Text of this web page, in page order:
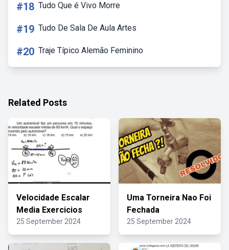
#18 Tudo Que é Vivo Morre
#19 Tudo De Sala De Aula Artes
#20 Traje Típico Alemão Feminino
Related Posts
Velocidade Escalar
Media Exercicios
25 September 2024
Uma Torneira Nao Foi
Fechada
25 September 2024